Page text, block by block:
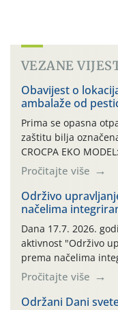
VEZANE
Obavijest o
ambalaže od
Prima se opasna
zaštitu bilja
CROCPA EKO
ambalaža drugih
bilja (npr. ambalaža
prihvaća.
prazne ambalaže
AGRONOM,
Pročitajte više
Održivo
načelima
Dana 17.7. 2026.
aktivnost "Održivo
prema načelima
na pokusnom polju
parcela ID
Pročitajte više
Održani Dani